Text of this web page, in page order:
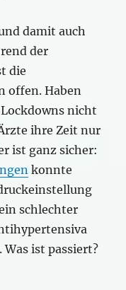
damit auch
der
die
offen. Haben
nicht
ihre Zeit nur
ist ganz sicher:
konnte
schlechter
ist passiert?